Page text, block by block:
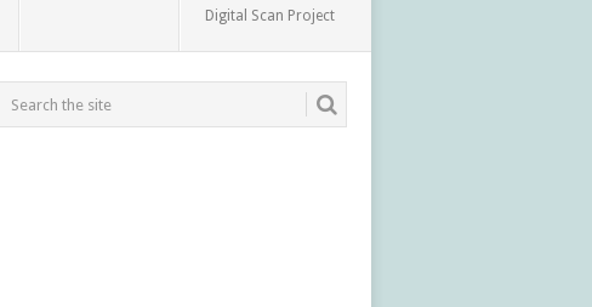
Digital Scan Project